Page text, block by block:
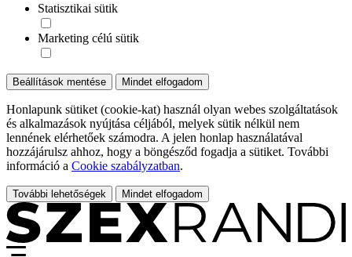
Statisztikai sütik
Marketing célú sütik
Beállítások mentése Mindet elfogadom
Honlapunk sütiket (cookie-kat) használ olyan webes szolgáltatások
és alkalmazások nyújtása céljából, melyek sütik nélkül nem
lennének elérhetőek számodra. A jelen honlap használatával
hozzájárulsz ahhoz, hogy a böngésződ fogadja a sütiket. További
információ a Cookie szabályzatban.
További lehetőségek Mindet elfogadom